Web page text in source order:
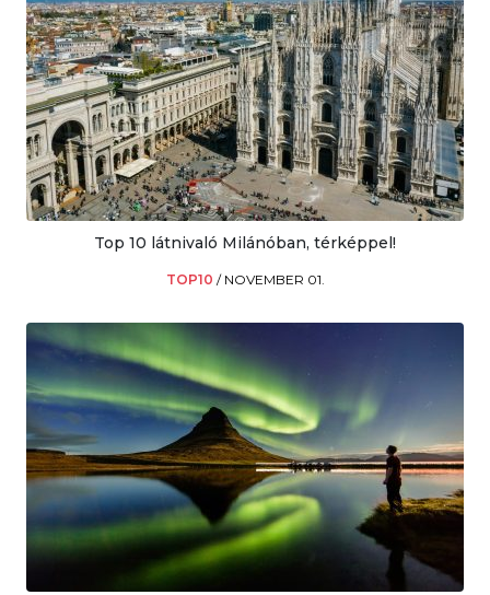
Top 10 látnivaló Milánóban, térképpel!
TOP10 / NOVEMBER 01.